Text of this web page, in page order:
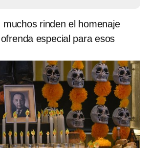
rinden el homenaje
especial para esos